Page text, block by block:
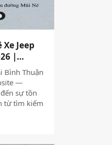
Jeep
|
Bình Thuận
—
sự tồn
từ tìm kiếm
nội dung
không